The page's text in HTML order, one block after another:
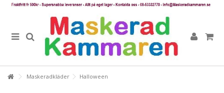
Maskeradkläder Halloween